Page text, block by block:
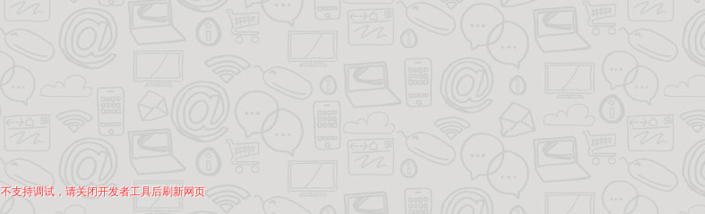
不支持调试，请关闭开发者工具后刷新网页